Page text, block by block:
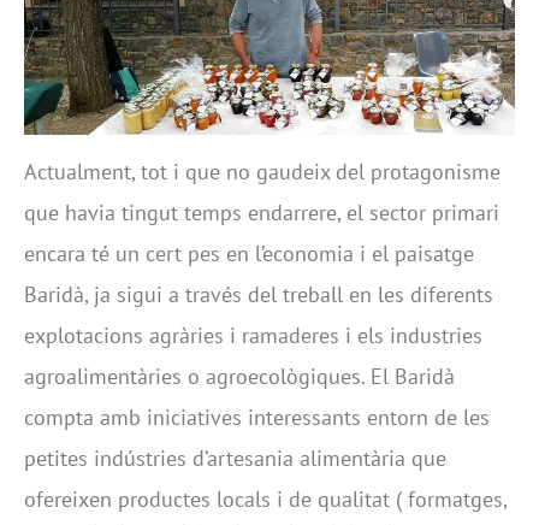
Actualment, tot i que no gaudeix del protagonisme
que havia tingut temps endarrere, el sector primari
encara té un cert pes en l’economia i el paisatge
Baridà, ja sigui a través del treball en les diferents
explotacions agràries i ramaderes i els industries
agroalimentàries o agroecològiques. El Baridà
compta amb iniciatives interessants entorn de les
petites indústries d’artesania alimentària que
ofereixen productes locals i de qualitat ( formatges,